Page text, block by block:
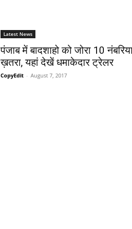
Latest News
पंजाब में बादशाहो को जोरा 10
ख़तरा, यहां देखें धमाकेदार ट्रेलर
CopyEdit - August 7, 2017